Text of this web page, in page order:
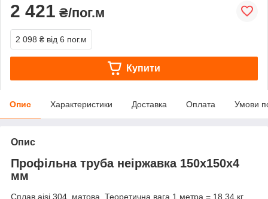
2 421 ₴/пог.м
2 098 ₴ від 6 пог.м
Купити
Опис Характеристики Доставка Оплата Умови
Опис
Профільна труба неіржавка 150х150х4
мм
Сплав aisi 304, матова. Теоретична вага 1 метра = 18.34 кг